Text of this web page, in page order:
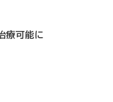
療可能に